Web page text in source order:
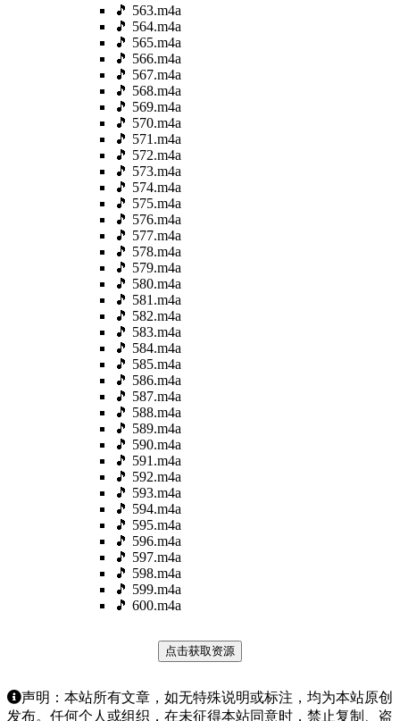
🎵 563.m4a
🎵 564.m4a
🎵 565.m4a
🎵 566.m4a
🎵 567.m4a
🎵 568.m4a
🎵 569.m4a
🎵 570.m4a
🎵 571.m4a
🎵 572.m4a
🎵 573.m4a
🎵 574.m4a
🎵 575.m4a
🎵 576.m4a
🎵 577.m4a
🎵 578.m4a
🎵 579.m4a
🎵 580.m4a
🎵 581.m4a
🎵 582.m4a
🎵 583.m4a
🎵 584.m4a
🎵 585.m4a
🎵 586.m4a
🎵 587.m4a
🎵 588.m4a
🎵 589.m4a
🎵 590.m4a
🎵 591.m4a
🎵 592.m4a
🎵 593.m4a
🎵 594.m4a
🎵 595.m4a
🎵 596.m4a
🎵 597.m4a
🎵 598.m4a
🎵 599.m4a
🎵 600.m4a
点击获取资源
声明：本站所有文章，如无特殊说明或标注，均为本站原创
发布。任何个人或组织，在未征得本站同意时，禁止复制、盗